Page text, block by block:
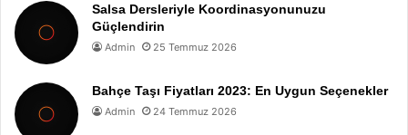
Salsa Dersleriyle Koordinasyonunuzu
Güçlendirin
Admin 25 Temmuz 2026
Bahçe Taşı Fiyatları 2023: En Uygun Seçenekler
Admin 24 Temmuz 2026